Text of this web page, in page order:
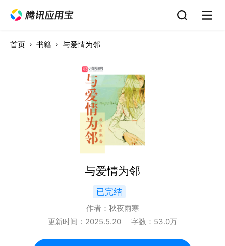
首页 书籍 与爱情为邻
与爱情为邻
已完结
作者： 秋夜雨寒
更新时间： 2025.5.20 字数： 53.0万